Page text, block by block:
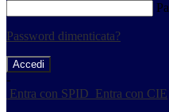
Password dimenticata?
-
Entra con SPID Entra con CIE